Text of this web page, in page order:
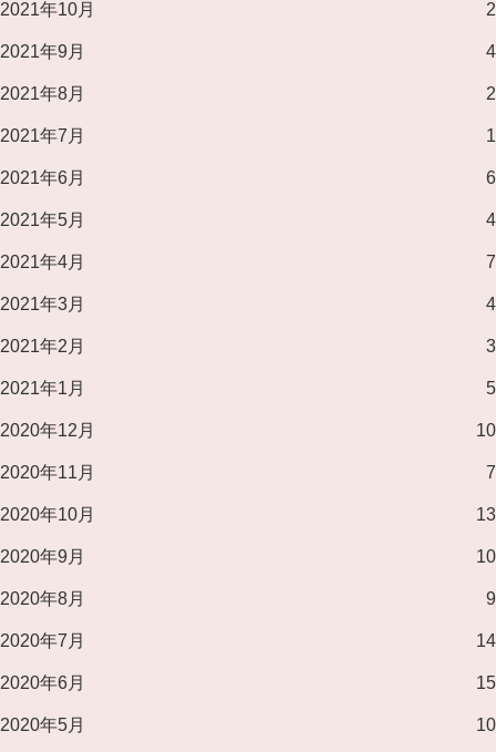
2021年10月 2
2021年9月 4
2021年8月 2
2021年7月 1
2021年6月 6
2021年5月 4
2021年4月 7
2021年3月 4
2021年2月 3
2021年1月 5
2020年12月 10
2020年11月 7
2020年10月 13
2020年9月 10
2020年8月 9
2020年7月 14
2020年6月 15
2020年5月 10